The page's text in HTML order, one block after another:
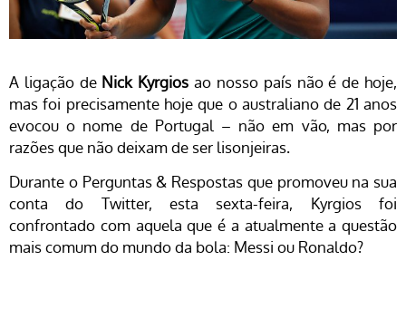
A ligação de Nick Kyrgios ao nosso país não é de hoje,
mas foi precisamente hoje que o australiano de 21 anos
evocou o nome de Portugal – não em vão, mas por
razões que não deixam de ser lisonjeiras.
Durante o Perguntas & Respostas que promoveu na sua
conta do Twitter, esta sexta-feira, Kyrgios foi
confrontado com aquela que é a atualmente a questão
mais comum do mundo da bola: Messi ou Ronaldo?